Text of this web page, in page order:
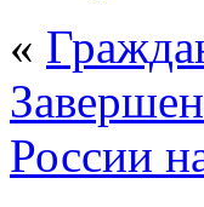
«
России